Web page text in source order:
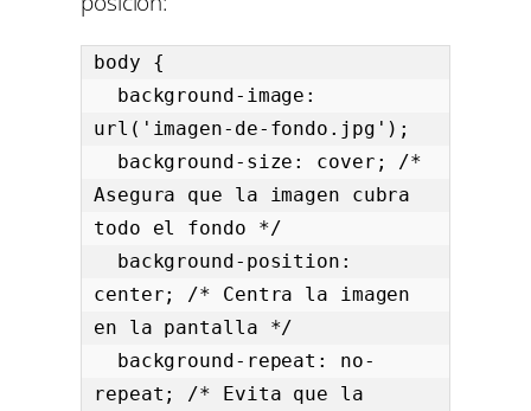
body {
url('imagen-de-fondo.jpg');
Asegura que la imagen cubra
todo el fondo */
center; /* Centra la imagen
en la pantalla */
repeat; /* Evita que la